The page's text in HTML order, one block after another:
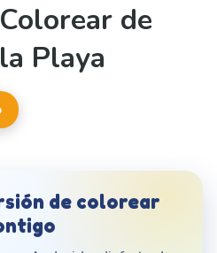
de
Playa
de colorear